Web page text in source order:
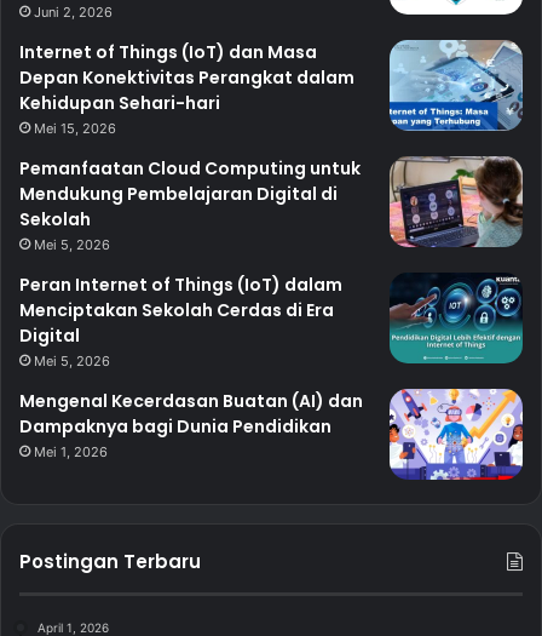
Juni 2, 2026
Internet of Things (IoT) dan Masa
Depan Konektivitas Perangkat dalam
Kehidupan Sehari-hari
Mei 15, 2026
Pemanfaatan Cloud Computing untuk
Mendukung Pembelajaran Digital di
Sekolah
Mei 5, 2026
Peran Internet of Things (IoT) dalam
Menciptakan Sekolah Cerdas di Era
Digital
Mei 5, 2026
Mengenal Kecerdasan Buatan (AI) dan
Dampaknya bagi Dunia Pendidikan
Mei 1, 2026
Postingan Terbaru
April 1, 2026